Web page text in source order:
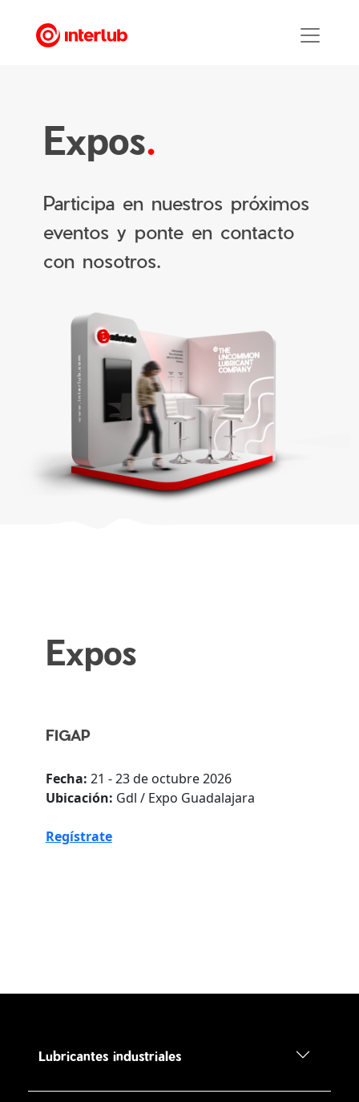
Expos.
Participa en nuestros próximos
eventos y ponte en contacto
con nosotros.
Expos
FIGAP
Fecha: 21 - 23 de octubre 2026
Ubicación: Gdl / Expo Guadalajara
Regístrate
Lubricantes industriales